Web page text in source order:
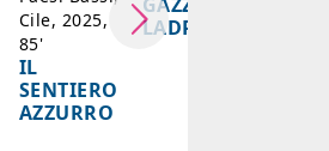
Cile, 2025,
85'
IL
SENTIERO
AZZURRO
LADRA